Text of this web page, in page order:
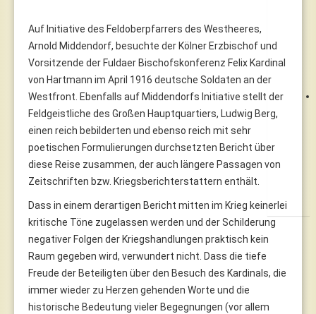
Auf Initiative des Feldoberpfarrers des Westheeres,
Arnold Middendorf, besuchte der Kölner Erzbischof und
Vorsitzende der Fuldaer Bischofskonferenz Felix Kardinal
von Hartmann im April 1916 deutsche Soldaten an der
Westfront. Ebenfalls auf Middendorfs Initiative stellt der
Feldgeistliche des Großen Hauptquartiers, Ludwig Berg,
einen reich bebilderten und ebenso reich mit sehr
poetischen Formulierungen durchsetzten Bericht über
diese Reise zusammen, der auch längere Passagen von
Zeitschriften bzw. Kriegsberichterstattern enthält.
Dass in einem derartigen Bericht mitten im Krieg keinerlei
kritische Töne zugelassen werden und der Schilderung
negativer Folgen der Kriegshandlungen praktisch kein
Raum gegeben wird, verwundert nicht. Dass die tiefe
Freude der Beteiligten über den Besuch des Kardinals, die
immer wieder zu Herzen gehenden Worte und die
historische Bedeutung vieler Begegnungen (vor allem